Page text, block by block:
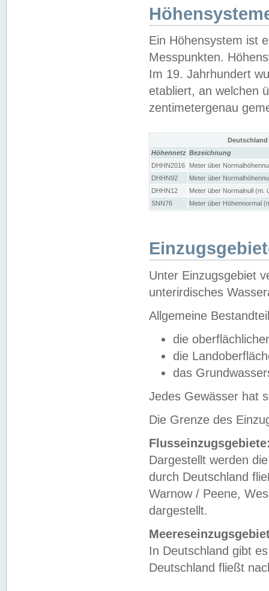
Ein Höhensystem ist
Messpunkten.
Im 19. Jahrhundert
etabliert, an welchen
zentimetergenau
Höhennetz Bezeichnung
DHHN2016
Meter über
DHHN92
Meter über
DHHN12
Meter über Normalnull (m.
SNN76
Meter über Höhennormal
Unter Einzugsgebiet
unterirdisches
Allgemeine
die
die
das
Jedes Gewässer hat
Die Grenze des
Dargestellt werden
durch Deutschland
Warnow / Peene,
dargestellt.
In Deutschland gibt
Deutschland fließt